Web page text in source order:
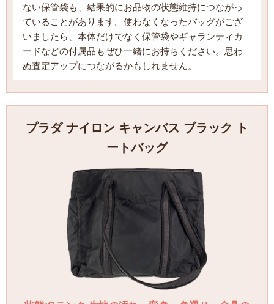
ない保管袋も、結果的にお品物の状態維持につながっ
ていることがあります。使わなくなったバッグがござ
いましたら、本体だけでなく保管袋やギャランティカ
ードなどの付属品もぜひ一緒にお持ちください。思わ
ぬ査定アップにつながるかもしれません。
プラダ ナイロン キャンバス ブラック ト
ートバッグ